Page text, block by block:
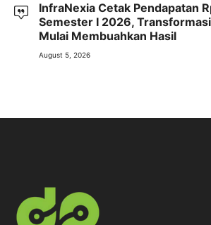
InfraNexia Cetak Pendapatan
Semester I 2026,
Mulai Membuahkan Hasil
August 5, 2026